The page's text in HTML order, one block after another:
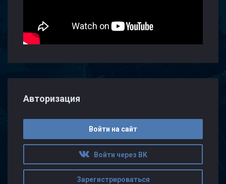
Авторизация
Войти на сайт
Войти через ВК
Зарегистрироваться